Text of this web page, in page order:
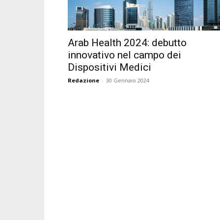
Arab Health 2024: debutto
innovativo nel campo dei
Dispositivi Medici
Redazione - 30 Gennaio 2024